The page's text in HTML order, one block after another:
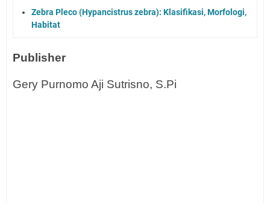
Zebra Pleco (Hypancistrus zebra): Klasifikasi, Morfologi,
Habitat
Publisher
Gery Purnomo Aji Sutrisno, S.Pi